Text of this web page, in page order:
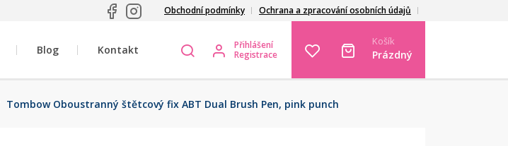
Obchodní podmínky Ochrana a zpracování osobních údajů
Blog Kontakt
Přihlášení
Registrace
Košík
Prázdný
Tombow Oboustranný štětcový fix ABT Dual Brush Pen, pink punch